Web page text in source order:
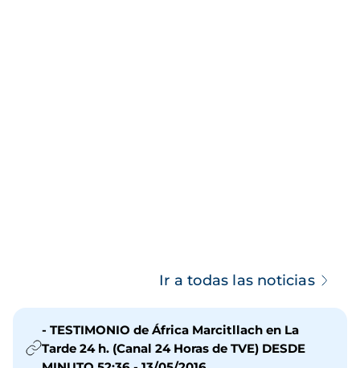
Ir a todas las noticias
- TESTIMONIO de África Marcitllach en La
Tarde 24 h. (Canal 24 Horas de TVE) DESDE